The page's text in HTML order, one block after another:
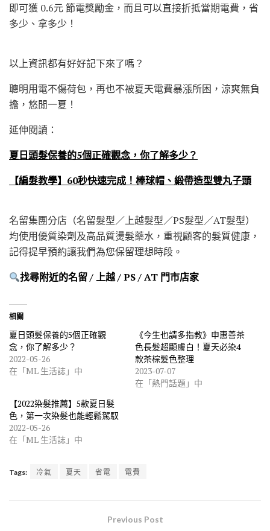
即可獲 0.6元 節電獎勵金，而且可以直接折抵當期電費，省
多少、拿多少！
以上資訊都有好好記下來了嗎？
聰明用電不傷荷包，再也不被夏天電費暴漲所困，涼爽無負
擔，悠閒一夏！
延伸閱讀：
夏日頭髮保養的5個正確觀念，你了解多少？
【編髮教學】60秒快速完成！棒球帽、緞帶造型雙丸子頭
名留集團分店（名留髮型／上越髮型／PS髮型／AT髮型）
均使用優質染劑及高品質燙髮藥水，重視顧客的髮質健康，
記得提早預約讓我們為您保留理想時段。
找尋附近的名留 / 上越 / PS / AT 門市店家
相關
夏日頭髮保養的5個正確觀
念，你了解多少？
2022-05-26
在「ML 生活誌」中
《今生也請多指教》申惠善茶
色長髮超顯膚白！夏天必染4
款茶棕髮色整理
2023-07-07
在「熱門話題」中
【2022染髮推薦】5款夏日髮
色，第一次染髮也能輕鬆駕馭
2022-05-26
在「ML 生活誌」中
Tags: 冷氣 夏天 省電 電費
Previous Post